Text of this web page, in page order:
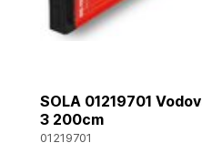
SOLA 01219701
3 200cm
01219701